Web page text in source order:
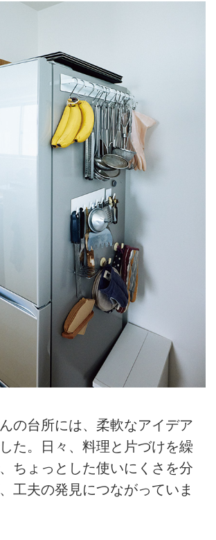
の台所には、柔軟なアイデア
た。日々、料理と片づけを繰
ちょっとした使いにくさを分
工夫の発見につながっていま